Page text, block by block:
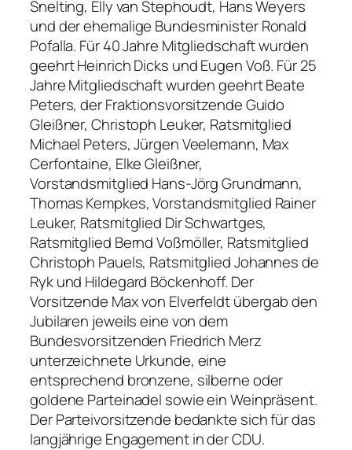
Snelting, Elly van Stephoudt, Hans Weyers
und der ehemalige Bundesminister Ronald
Pofalla. Für 40 Jahre Mitgliedschaft wurden
geehrt Heinrich Dicks und Eugen Voß. Für 25
Jahre Mitgliedschaft wurden geehrt Beate
Peters, der Fraktionsvorsitzende Guido
Gleißner, Christoph Leuker, Ratsmitglied
Michael Peters, Jürgen Veelemann, Max
Cerfontaine, Elke Gleißner,
Vorstandsmitglied Hans-Jörg Grundmann,
Thomas Kempkes, Vorstandsmitglied Rainer
Leuker, Ratsmitglied Dir Schwartges,
Ratsmitglied Bernd Voßmöller, Ratsmitglied
Christoph Pauels, Ratsmitglied Johannes de
Ryk und Hildegard Böckenhoff. Der
Vorsitzende Max von Elverfeldt übergab den
Jubilaren jeweils eine von dem
Bundesvorsitzenden Friedrich Merz
unterzeichnete Urkunde, eine
entsprechend bronzene, silberne oder
goldene Parteinadel sowie ein Weinpräsent.
Der Parteivorsitzende bedankte sich für das
langjährige Engagement in der CDU.